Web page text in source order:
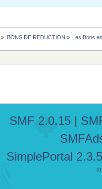
» BONS DE REDUCTION » Les Bons
SMF 2.0.15 |
SimplePortal